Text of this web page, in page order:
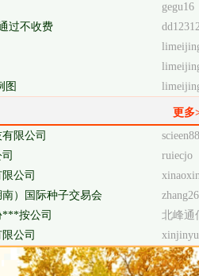
gegu16
过不收费
图
更多
限公司
ruiecjo
公司
）国际种子交易会
***按公司
北峰通
公司